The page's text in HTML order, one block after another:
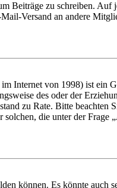
Beiträge zu schreiben. Auf
Versand an andere
Internet von 1998) ist ein
des oder der
zu Rate. Bitte beachten
die unter der
können. Es könnte auch